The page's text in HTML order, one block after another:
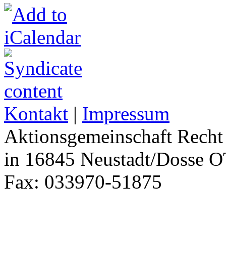
Kontakt | Impressum
Aktionsgemeinschaft
in 16845 Neustadt/Dosse
Fax: 033970-51875